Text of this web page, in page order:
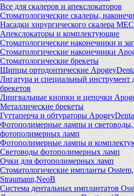
Все для скалеров и апекслокаторов
Стоматологические скалеры,
Насадки хирургического скалера
Апекслокаторы и комплектующие
Стоматологические наконечники и
Стоматологические наконечники
Стоматологические брекеты
Щипцы ортодонтические
Лигатура и специальный инструмент
брекетов
Лингвальные кнопки и цепочки
Металлические брекеты
Гуттаперча и обтураторы
Фотополимерные лампы и световоды,
фотополимерных ламп
Фотополимерные лампы и
Световоды фотополимерных ламп
Очки для фотополимерных ламп
Стоматологические импланты
Straumann,NeoB
Система дентальных имплантатов